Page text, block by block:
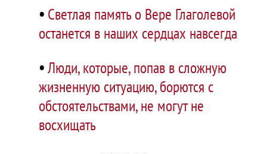
• Светлая память о Вере Глаголевой
останется в наших сердцах навсегда
•Люди, которые, попав в сложную
жизненную ситуацию, борются с
обстоятельствами, не могут не
восхищать